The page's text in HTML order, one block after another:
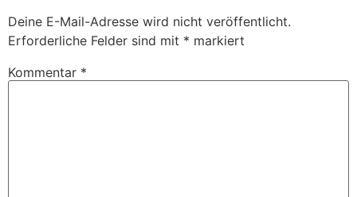
Deine E-Mail-Adresse wird nicht veröffentlicht.
Erforderliche Felder sind mit * markiert
Kommentar *